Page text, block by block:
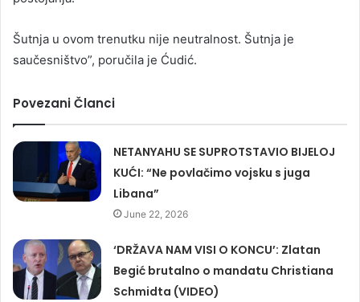
Šutnja u ovom trenutku nije neutralnost. Šutnja je
saučesništvo”, poručila je Ćudić.
Povezani Članci
NETANYAHU SE SUPROTSTAVIO BIJELOJ
KUĆI: “Ne povlačimo vojsku s juga
Libana”
June 22, 2026
‘DRŽAVA NAM VISI O KONCU’: Zlatan
Begić brutalno o mandatu Christiana
Schmidta (VIDEO)